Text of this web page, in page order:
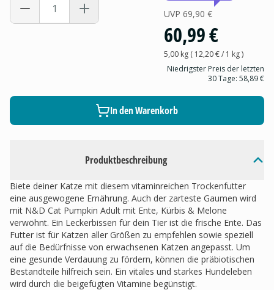
Produktbeschreibung
Biete deiner Katze mit diesem vitaminreichen Trockenfutter
eine ausgewogene Ernährung. Auch der zarteste Gaumen wird
mit N&D Cat Pumpkin Adult mit Ente, Kürbis & Melone
verwöhnt. Ein Leckerbissen für dein Tier ist die frische Ente. Das
Futter ist für Katzen aller Größen zu empfehlen sowie speziell
auf die Bedürfnisse von erwachsenen Katzen angepasst. Um
eine gesunde Verdauung zu fördern, können die präbiotischen
Bestandteile hilfreich sein. Ein vitales und starkes Hundeleben
wird durch die beigefügten Vitamine begünstigt.
UVP 69,90 €
60,99 €
5,00 kg( 12,20 €/ 1 kg)
Niedrigster Preis der letzten
30 Tage: 58,89 €
In den Warenkorb